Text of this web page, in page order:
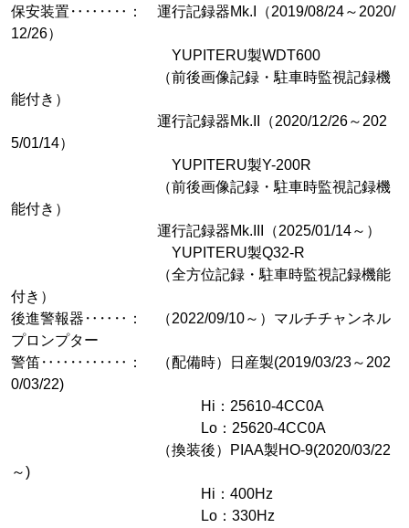
保安装置‥‥‥‥： 運行記録器Mk.I（2019/08/24～2020/
12/26）
YUPITERU製WDT600
（前後画像記録・駐車時監視記録機
能付き）
運行記録器Mk.II（2020/12/26～202
5/01/14）
YUPITERU製Y-200R
（前後画像記録・駐車時監視記録機
能付き）
運行記録器Mk.III（2025/01/14～）
YUPITERU製Q32-R
（全方位記録・駐車時監視記録機能
付き）
後進警報器‥‥‥： （2022/09/10～）マルチチャンネル
プロンプター
警笛‥‥‥‥‥‥： （配備時）日産製(2019/03/23～202
0/03/22)
Hi：25610-4CC0A
Lo：25620-4CC0A
（換装後）PIAA製HO-9(2020/03/22
～)
Hi：400Hz
Lo：330Hz